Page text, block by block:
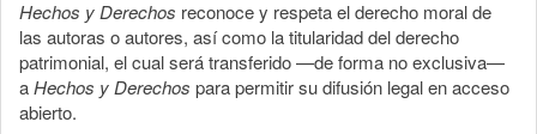
Hechos y Derechos reconoce y respeta el derecho moral de
las autoras o autores, así como la titularidad del derecho
patrimonial, el cual será transferido —de forma no exclusiva—
aHechos y Derechos para permitir su difusión legal en acceso
abierto.